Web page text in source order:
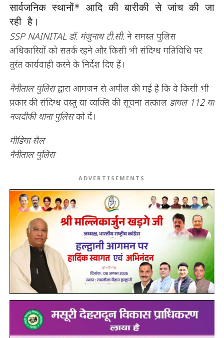
सार्वजनिक स्थानों* आदि की बारीकी से जांच की जा
रही है।
SSP NAINITAL डॉ. मंजुनाथ टी.सी.ने समस्त पुलिस
अधिकारियों को सतर्क रहने और किसी भी संदिग्ध गतिविधि पर
तुरंत कार्यवाही करने के निर्देश दिए हैं।
नैनीताल पुलिसद्वारा आमजन से अपील की गई है कि वे किसी भी
प्रकार की संदिग्ध वस्तु या व्यक्ति की सूचना तत्काल डायल 112 या
नजदीकी थाना पुलिसको दें।
मीडिया सैल
नैनीताल पुलिस
ADVERTISEMENTS